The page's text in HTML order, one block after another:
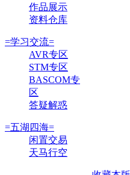
作品展示
资料仓库
=学习交流=
AVR专区
STM专区
BASCOM专
区
答疑解惑
=五湖四海=
闲置交易
天马行空